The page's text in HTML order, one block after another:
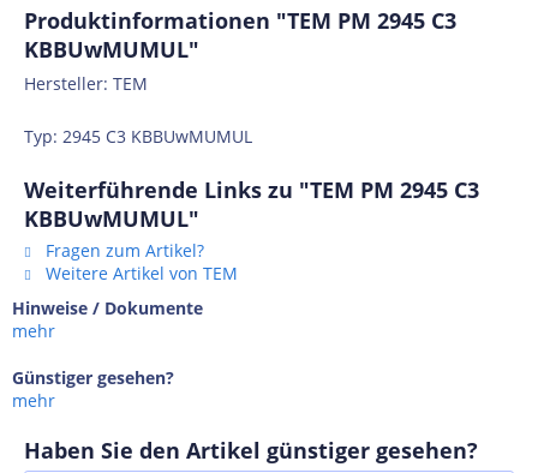
Produktinformationen "TEM PM 2945 C3
KBBUwMUMUL"
Hersteller: TEM
Typ: 2945 C3 KBBUwMUMUL
Weiterführende Links zu "TEM PM 2945 C3
KBBUwMUMUL"
Fragen zum Artikel?
Weitere Artikel von TEM
Hinweise / Dokumente
mehr
Günstiger gesehen?
mehr
Haben Sie den Artikel günstiger gesehen?